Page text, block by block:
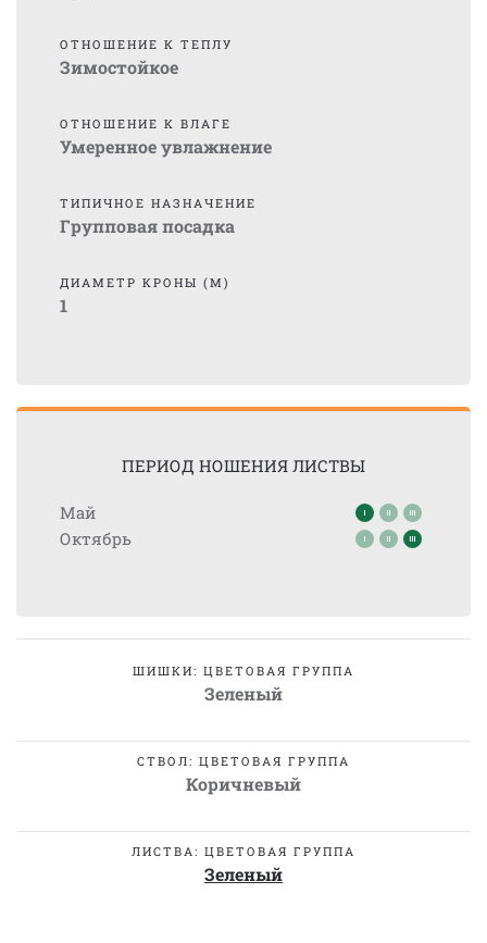
ОТНОШЕНИЕ К ТЕПЛУ
Зимостойкое
ОТНОШЕНИЕ К ВЛАГЕ
Умеренное увлажнение
ТИПИЧНОЕ НАЗНАЧЕНИЕ
Групповая посадка
ДИАМЕТР КРОНЫ (М)
1
ПЕРИОД НОШЕНИЯ ЛИСТВЫ
Май
Октябрь
ШИШКИ: ЦВЕТОВАЯ ГРУППА
Зеленый
СТВОЛ: ЦВЕТОВАЯ ГРУППА
Коричневый
ЛИСТВА: ЦВЕТОВАЯ ГРУППА
Зеленый